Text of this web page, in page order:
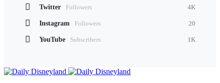
Twitter 4K
Followers
Instagram 20
Followers
YouTube 1K
Subscribers